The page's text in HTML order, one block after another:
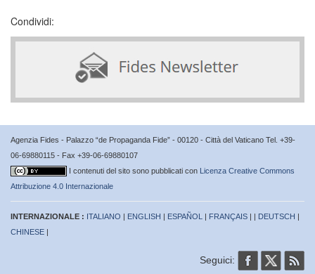
Condividi:
Agenzia Fides - Palazzo “de Propaganda Fide” - 00120 - Città del Vaticano Tel. +39-
06-69880115 - Fax +39-06-69880107
I contenuti del sito sono pubblicati con Licenza Creative Commons
Attribuzione 4.0 Internazionale
INTERNAZIONALE : ITALIANO | ENGLISH | ESPAÑOL | FRANÇAIS | | DEUTSCH |
CHINESE |
Seguici: